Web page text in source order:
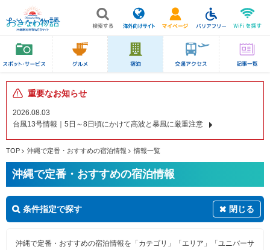
重要なお知らせ
2026.08.03
台風13号情報｜5日～8日頃にかけて高波と暴風に厳重注意
TOP 沖縄で定番・おすすめの宿泊情報 情報一覧
沖縄で定番・おすすめの宿泊情報
条件指定で探す 閉じる
沖縄で定番・おすすめの宿泊情報を「カテゴリ」「エリア」「ユニバーサ